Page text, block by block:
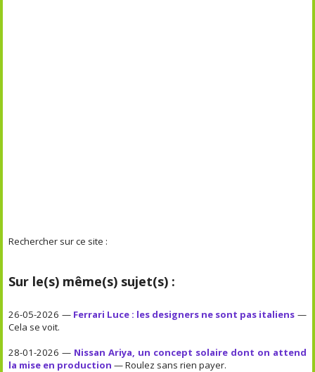
Rechercher sur ce site :
Sur le(s) même(s) sujet(s) :
26-05-2026 — Ferrari Luce : les designers ne sont pas italiens —
Cela se voit.
28-01-2026 — Nissan Ariya, un concept solaire dont on attend
la mise en production — Roulez sans rien payer.